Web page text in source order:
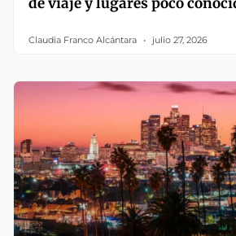
Claudia Franco Alcántara julio 27, 2026